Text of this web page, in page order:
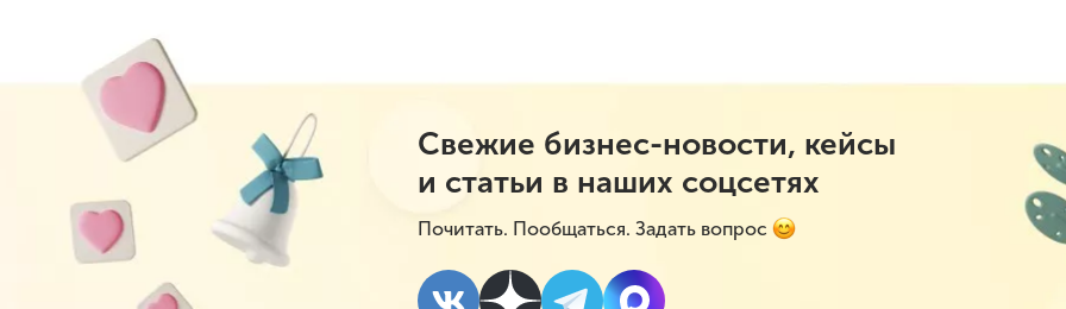
Свежие бизнес-новости, кейсы
и статьи в наших соцсетях
Почитать. Пообщаться. Задать вопрос